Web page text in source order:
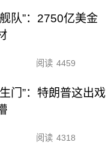
队”：2750亿美金
阅读 4459
门”：特朗普这出戏
阅读 4318